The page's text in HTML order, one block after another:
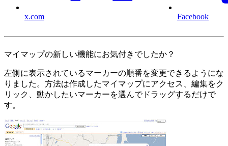
x.com Facebook
マイマップの新しい機能にお気付きでしたか？
左側に表示されているマーカーの順番を変更できるようにな
りました。方法は作成したマイマップにアクセス、編集をク
リック、動かしたいマーカーを選んでドラッグするだけで
す。